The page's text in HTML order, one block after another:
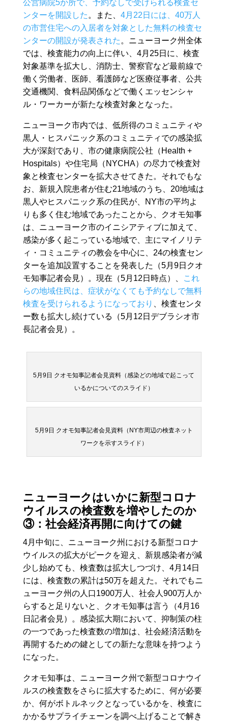
公営病院5か所で、予約なしで受けられる検査セ
ンターを開設した 。また、 4月22日には、40万人
の市営住宅への入居者を対象とした無料の検査セ
ンターの開設が発表された 。ニューヨーク州全体
では、検査能力の向上に伴い、4月25日に、検査
対象基準を拡大し、消防士、警察官など最前線で
働く労働者、医師、看護師など医療従事者、公共
交通機関、食料品関係などで働くエッセンシャ
ル・ワーカーが新たな検査対象となった。
ニューヨーク市内では、低所得のコミュニティや
黒人・ヒスパニック系のコミュニティでの感染拡
大が深刻であり、市の健康病院公社（Health +
Hospitals）や住宅局（NYCHA）の尽力で検査対
象と検査センターを拡大させてきた。それでもな
お、新規入院患者が住む21地域のうち、20地域は
黒人やヒスパニック系の住民が、NY市の平均よ
りも多く住む地域であったことから、クオモ知事
は、ニューヨーク市のイニシアティブに加えて、
感染が多く起こっている地域で、主にマイノリテ
ィ・コミュニティの教会を中心に、24の検査セン
ターを追加設置することを発表した（5月9日クオ
モ知事記者会見）。現在（5月12日時点）、
これ
らの地域住民は、症状がなくても予約なしで無料
検査を受けられるようになっており
、検査センタ
ー数も拡大し続けている（5月12日デブラシオ市
長記者会見）。
5月9日 クオモ知事記者会見資料（感染どの地域で起こって
いるかについてのスライド）
5月9日 クオモ知事記者会見資料（NY市周辺の検査ネット
ワークを示すスライド）
ニューヨークはいかに新型コロナ
ウイルスの検査数を増やしたのか
③：社会経済再開に向けての鍵
4月中旬に、ニューヨーク州における新型コロナ
ウイルスの拡大がピークを迎え、新規感染者が減
少し始めても、検査数は拡大しつづけ、4月14日
には、検査数の累計は50万を超えた。それでもニ
ューヨーク州の人口1900万人、社会人900万人か
らすると足りないと、クオモ知事は言う（4月16
日記者会見）。感染拡大期において、抑制策の柱
の一つであった検査数の増加は、社会経済活動を
再開するための鍵としての新たな意味を持つよう
になった。
クオモ知事は、ニューヨーク州で新型コロナウイ
ルスの検査数をさらに拡大するために、何が必要
か、何がボトルネックとなっているかを、検査に
かかるサプライチェーンを調べ上げることで解き